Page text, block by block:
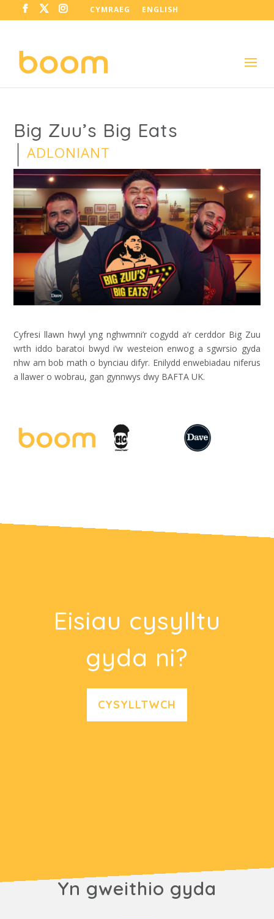
CYMRAEG ENGLISH
Big Zuu’s Big Eats
ADLONIANT
Cyfresi llawn hwyl yng nghwmni’r cogydd a’r cerddor Big Zuu
wrth iddo baratoi bwyd i’w westeion enwog a sgwrsio gyda
nhw am bob math o bynciau difyr. Enilydd enwebiadau niferus
a llawer o wobrau, gan gynnwys dwy BAFTA UK.
Eisiau cysylltu
gyda ni?
CYSYLLTWCH
Yn gweithio gyda